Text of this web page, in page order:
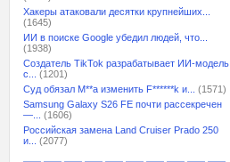
Хакеры атаковали десятки крупнейших...
(1645)
ИИ в поиске Google убедил людей, что...
(1938)
Создатель TikTok разрабатывает ИИ-модель
с...
(1201)
Суд обязал M**a изменить F******k и...
(1571)
Samsung Galaxy S26 FE почти рассекречен
—...
(1606)
Российская замена Land Cruiser Prado 250
и...
(2077)